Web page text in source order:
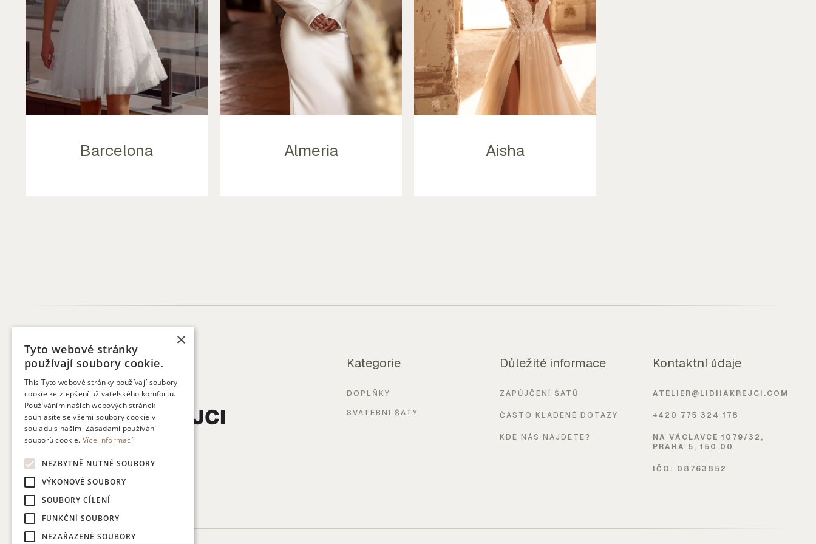
Barcelona Almeria Aisha
Kategorie
DOPLŇKY
SVATEBNÍ ŠATY
Důležité informace
ZAPŮJČENÍ ŠATŮ
ČASTO KLADENÉ DOTAZY
KDE NÁS NAJDETE?
Kontaktní údaje
ATELIER@LIDIIAKREJCI.COM
+420 775 324 178
NA VÁCLAVCE 1079/32,
PRAHA 5, 150 00
IČO: 08763852
×
Tyto webové stránky
používají soubory cookie.
This Tyto webové stránky používají soubory
cookie ke zlepšení uživatelského komfortu.
Používáním našich webových stránek
souhlasíte se všemi soubory cookie v
souladu s našimi Zásadami používání
souborů cookie. Více informací
NEZBYTNĚ NUTNÉ SOUBORY
VÝKONOVÉ SOUBORY
SOUBORY CÍLENÍ
FUNKČNÍ SOUBORY
NEZAŘAZENÉ SOUBORY